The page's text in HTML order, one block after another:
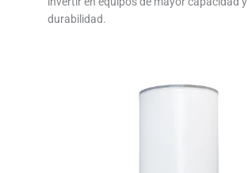
durabilidad.